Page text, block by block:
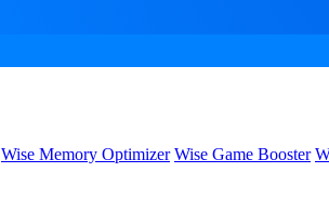
Wise Memory Optimizer Wise Game Booster